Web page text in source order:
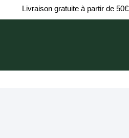
Livraison gratuite à partir de 50€